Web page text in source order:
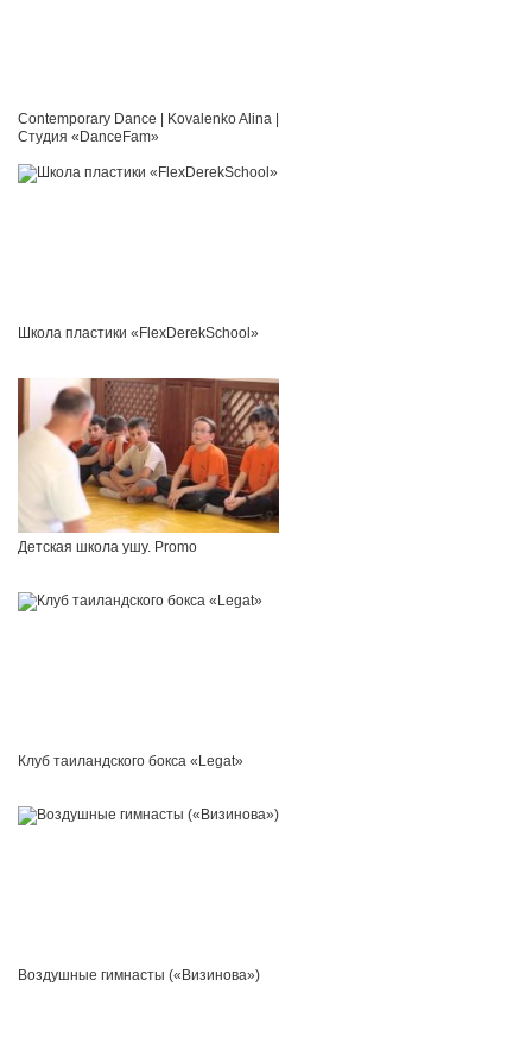
Contemporary Dance | Kovalenko Alina |
Студия «DanceFam»
Школа пластики «FlexDerekSchool»
Детская школа ушу. Promo
Клуб таиландского бокса «Legat»
Воздушные гимнасты («Визинова»)